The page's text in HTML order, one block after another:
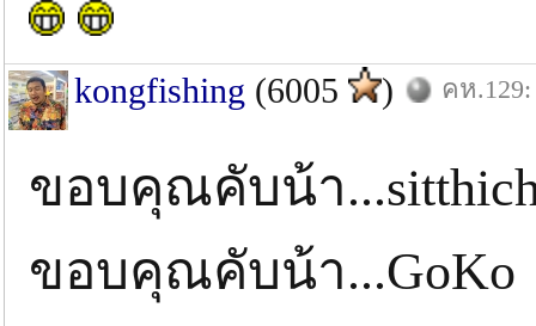
kongfishing (6005 ) คห
ขอบคุณคับน้า
ขอบคุณคับน้า